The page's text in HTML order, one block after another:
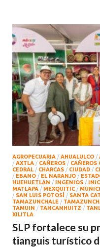
AGROPECUARIA / AHUALULCO /
/ AXTLA / CAÑEROS / CAÑEROS
CEDRAL / CHARCAS / CIUDAD /
/ EBANO / EL NARANJO /
HUEHUETLAN / INGENIOS /
MATLAPA / MEXQUITIC /
/ SAN LUIS POTOSÍ / SANTA
TAMAZUNCHALE /
TAMUIN / TANCANHUITZ /
XILITLA
SLP fortalece su
tianguis turístico